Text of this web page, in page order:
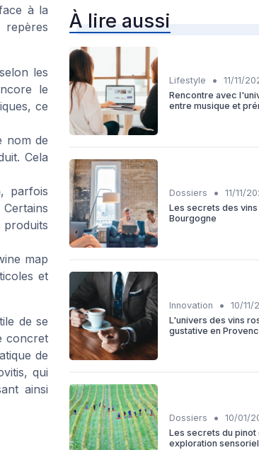
à la
les
le
ce
nom de
Cela
parfois
produits
map
et
de se
concret
de
qui
ainsi
À lire aussi
Lifestyle •
11/11/
Rencontre avec
entre musique et
Dossiers •
11/11/
Les secrets des
Bourgogne
Innovation •
10/11/
L'univers des vins
gustative en
Dossiers •
10/01/
Les secrets du pinot
exploration